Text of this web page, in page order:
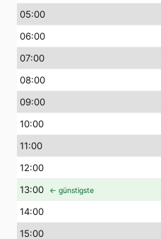
05:00
06:00
07:00
08:00
09:00
10:00
11:00
12:00
13:00 ← günstigste
14:00
15:00